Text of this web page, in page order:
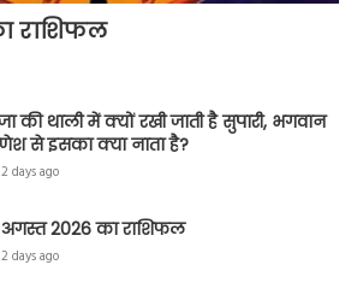
राशिफल
की थाली में क्यों रखी जाती है सुपारी, भगवान
से इसका क्या नाता है?
2 days ago
2026 का राशिफल
2 days ago